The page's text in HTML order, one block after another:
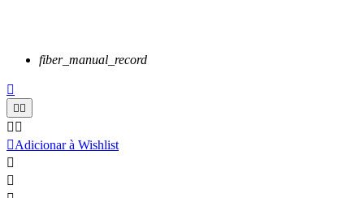
fiber_manual_record

 
 
Adicionar à Wishlist

